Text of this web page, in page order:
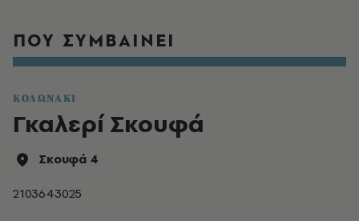
ΠΟΥ ΣΥΜΒΑΙΝΕΙ
ΚΟΛΩΝΑΚΙ
Γκαλερί Σκουφά
Σκουφά 4
2103643025